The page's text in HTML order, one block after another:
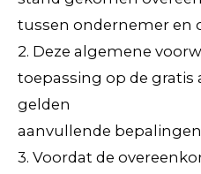
tussen ondernemer en
2. Deze algemene
toepassing op de gratis
gelden
aanvullende
3. Voordat de